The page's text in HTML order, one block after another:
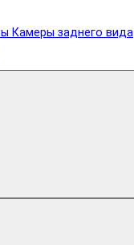
Камеры заднего вида